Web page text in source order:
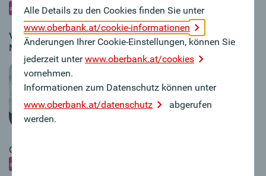
Druckauflösung
Vorstandsdirektorin
Mag.aIsabella Lehner, MBA
Quelle: Sabine Kneidinger
Alle Details zu den Cookies finden Sie unter
www.oberbank.at/cookie-informationen
Änderungen Ihrer Cookie-Einstellungen, können Sie
jederzeit unterwww.oberbank.at/cookies
vornehmen.
Informationen zum Datenschutz können unter
www.oberbank.at/datenschutz
abgerufen
werden.